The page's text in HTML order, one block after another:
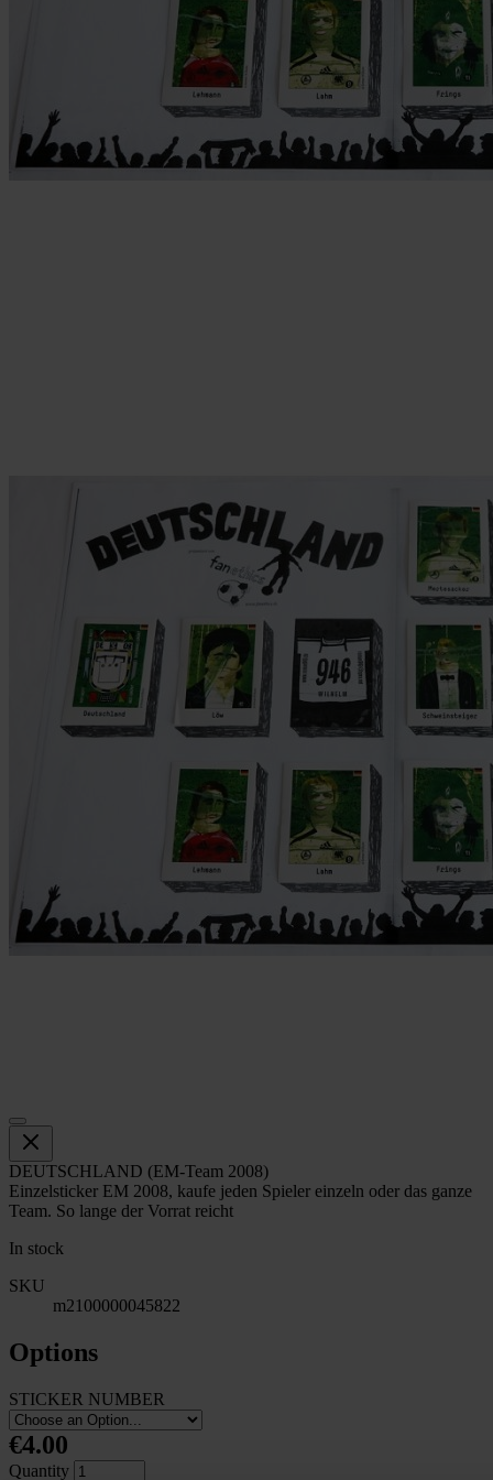
DEUTSCHLAND (EM-Team 2008)
Einzelsticker EM 2008, kaufe jeden Spieler einzeln oder das ganze
Team. So lange der Vorrat reicht
In stock
SKU
m2100000045822
Options
STICKER NUMBER
€4.00
Quantity